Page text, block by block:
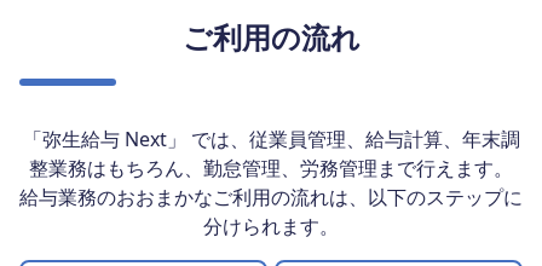
ご利用の流れ
「弥生給与 Next」 では、従業員管理、給与計算、年末調
整業務はもちろん、勤怠管理、労務管理まで行えます。
給与業務のおおまかなご利用の流れは、以下のステップに
分けられます。